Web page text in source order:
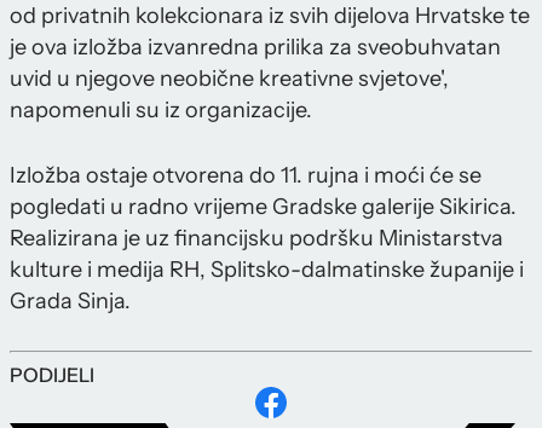
od privatnih kolekcionara iz svih dijelova Hrvatske te
je ova izložba izvanredna prilika za sveobuhvatan
uvid u njegove neobične kreativne svjetove',
napomenuli su iz organizacije.
Izložba ostaje otvorena do 11. rujna i moći će se
pogledati u radno vrijeme Gradske galerije Sikirica.
Realizirana je uz financijsku podršku Ministarstva
kulture i medija RH, Splitsko-dalmatinske županije i
Grada Sinja.
PODIJELI